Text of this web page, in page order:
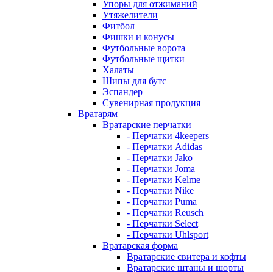
Упоры для отжиманий
Утяжелители
Фитбол
Фишки и конусы
Футбольные ворота
Футбольные щитки
Халаты
Шипы для бутс
Эспандер
Сувенирная продукция
Вратарям
Вратарские перчатки
- Перчатки 4keepers
- Перчатки Adidas
- Перчатки Jako
- Перчатки Joma
- Перчатки Kelme
- Перчатки Nike
- Перчатки Puma
- Перчатки Reusch
- Перчатки Select
- Перчатки Uhlsport
Вратарская форма
Вратарские свитера и кофты
Вратарские штаны и шорты